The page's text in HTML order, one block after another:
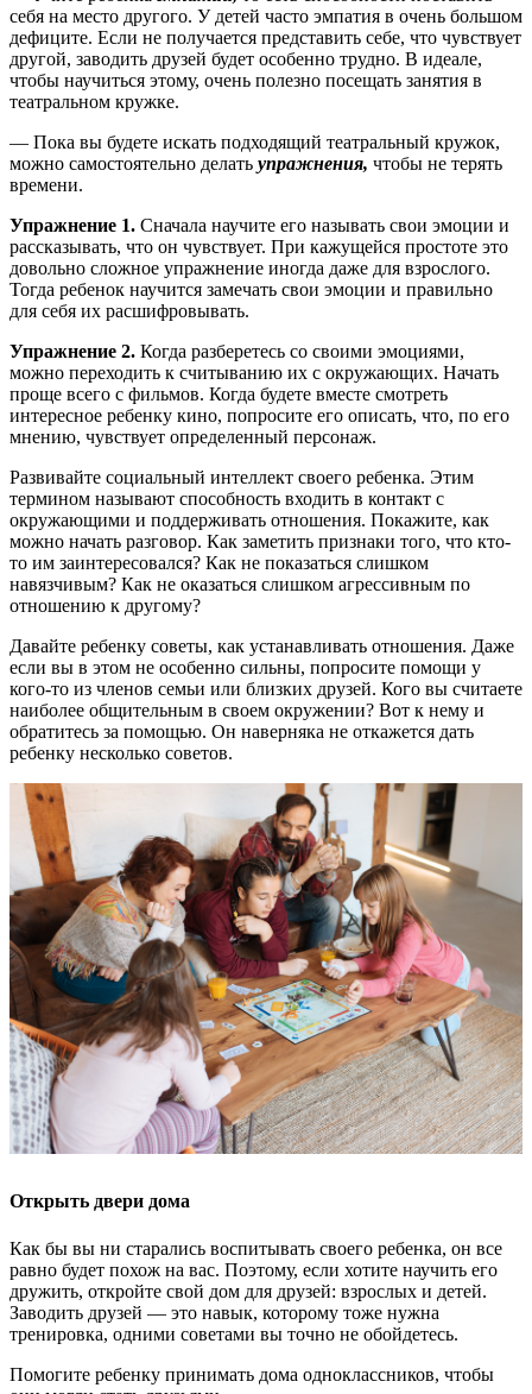
себя на место другого. У детей часто эмпатия в очень большом
дефиците. Если не получается представить себе, что чувствует
другой, заводить друзей будет особенно трудно. В идеале,
чтобы научиться этому, очень полезно посещать занятия в
театральном кружке.
— Пока вы будете искать подходящий театральный кружок,
можно самостоятельно делать упражнения, чтобы не терять
времени.
Упражнение 1. Сначала научите его называть свои эмоции и
рассказывать, что он чувствует. При кажущейся простоте это
довольно сложное упражнение иногда даже для взрослого.
Тогда ребенок научится замечать свои эмоции и правильно
для себя их расшифровывать.
Упражнение 2. Когда разберетесь со своими эмоциями,
можно переходить к считыванию их с окружающих. Начать
проще всего с фильмов. Когда будете вместе смотреть
интересное ребенку кино, попросите его описать, что, по его
мнению, чувствует определенный персонаж.
Развивайте социальный интеллект своего ребенка. Этим
термином называют способность входить в контакт с
окружающими и поддерживать отношения. Покажите, как
можно начать разговор. Как заметить признаки того, что кто-
то им заинтересовался? Как не показаться слишком
навязчивым? Как не оказаться слишком агрессивным по
отношению к другому?
Давайте ребенку советы, как устанавливать отношения. Даже
если вы в этом не особенно сильны, попросите помощи у
кого-то из членов семьи или близких друзей. Кого вы считаете
наиболее общительным в своем окружении? Вот к нему и
обратитесь за помощью. Он наверняка не откажется дать
ребенку несколько советов.
Открыть двери дома
Как бы вы ни старались воспитывать своего ребенка, он все
равно будет похож на вас. Поэтому, если хотите научить его
дружить, откройте свой дом для друзей: взрослых и детей.
Заводить друзей — это навык, которому тоже нужна
тренировка, одними советами вы точно не обойдетесь.
Помогите ребенку принимать дома одноклассников, чтобы